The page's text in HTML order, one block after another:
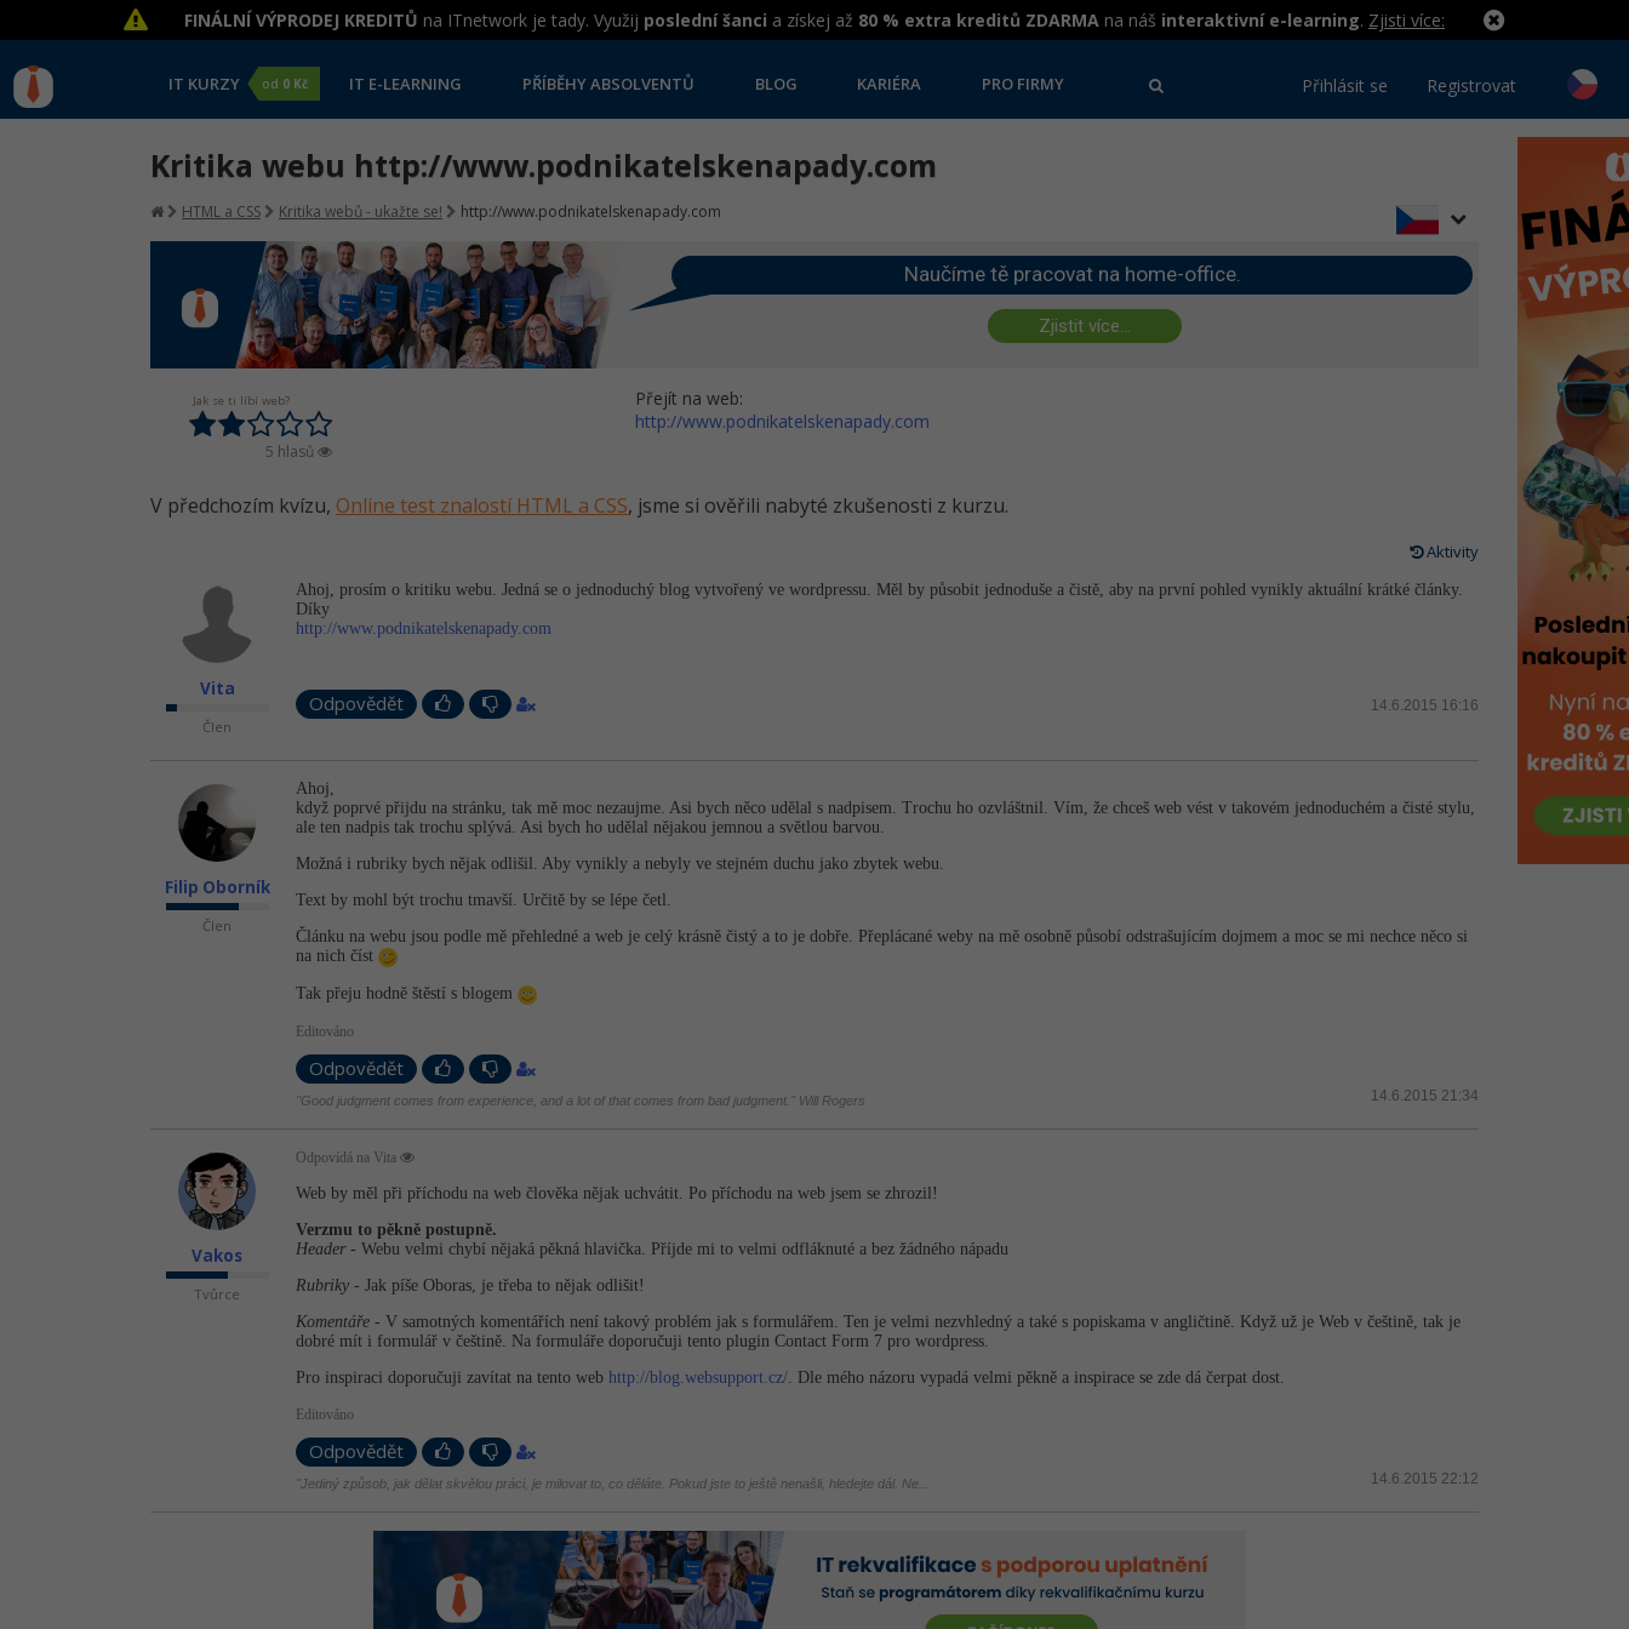
FINÁLNÍ VÝPRODEJ KREDITŮ na ITnetwork je tady. Využij poslední šanci a získej až 80 % extra kreditů ZDARMA na náš interaktivní e-learning. Zjisti více:
IT KURZY od 0 Kč IT E-LEARNING PŘÍBĚHY ABSOLVENTŮ BLOG KARIÉRA PRO FIRMY Přihlásit se Registrovat
Kritika webu http://www.podnikatelskenapady.com
HTML a CSS Kritika webů - ukažte se! http://www.podnikatelskenapady.com
Naučíme tě pracovat na home-office.
Zjistit více...
Jak se ti líbí web?
5 hlasů
Přejít na web:
http://www.podnikatelskenapady.com
V předchozím kvízu, Online test znalostí HTML a CSS, jsme si ověřili nabyté zkušenosti z kurzu.
Aktivity
Vita
Člen
Ahoj, prosím o kritiku webu. Jedná se o jednoduchý blog vytvořený ve wordpressu. Měl by působit jednoduše a čistě, aby na první pohled vynikly aktuální krátké články.
Díky
http://www.podnikatelskenapady.com
Odpovědět 14.6.2015 16:16
Filip Oborník
Člen
Ahoj,
když poprvé přijdu na stránku, tak mě moc nezaujme. Asi bych něco udělal s nadpisem. Trochu ho ozvláštnil. Vím, že chceš web vést v takovém jednoduchém a čisté stylu,
ale ten nadpis tak trochu splývá. Asi bych ho udělal nějakou jemnou a světlou barvou.
Možná i rubriky bych nějak odlišil. Aby vynikly a nebyly ve stejném duchu jako zbytek webu.
Text by mohl být trochu tmavší. Určitě by se lépe četl.
Článku na webu jsou podle mě přehledné a web je celý krásně čistý a to je dobře. Přeplácané weby na mě osobně působí odstrašujícím dojmem a moc se mi nechce něco si
na nich číst
Tak přeju hodně štěstí s blogem
Editováno
Odpovědět
14.6.2015 21:34
"Good judgment comes from experience, and a lot of that comes from bad judgment." Will Rogers
Vakos
Tvůrce
Odpovídá na Vita
Web by měl při příchodu na web člověka nějak uchvátit. Po příchodu na web jsem se zhrozil!
Verzmu to pěkně postupně.
Header- Webu velmi chybí nějaká pěkná hlavička. Příjde mi to velmi odfláknuté a bez žádného nápadu
Rubriky - Jak píše Oboras, je třeba to nějak odlišit!
Komentáře - V samotných komentářích není takový problém jak s formulářem. Ten je velmi nezvhledný a také s popiskama v angličtině. Když už je Web v češtině, tak je
dobré mít i formulář v češtině. Na formuláře doporučuji tento plugin Contact Form 7 pro wordpress.
Pro inspiraci doporučuji zavítat na tento web http://blog.websupport.cz/ . Dle mého názoru vypadá velmi pěkně a inspirace se zde dá čerpat dost.
Editováno
Odpovědět
14.6.2015 22:12
"Jediný způsob, jak dělat skvělou práci, je milovat to, co děláte. Pokud jste to ještě nenašli, hledejte dál. Ne...